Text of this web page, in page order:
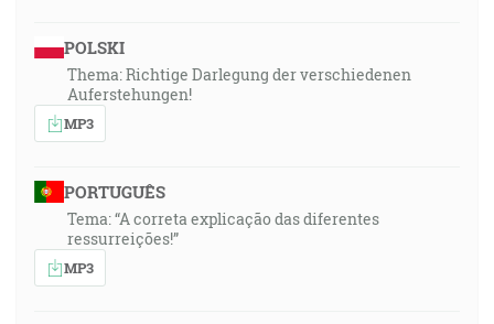
POLSKI
Thema: Richtige Darlegung der verschiedenen
Auferstehungen!
MP3
PORTUGUÊS
Tema: “A correta explicação das diferentes
ressurreições!”
MP3